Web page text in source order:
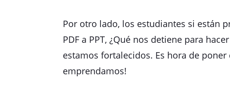
Por otro lado, los estudiantes si están
PDF a PPT, ¿Qué nos detiene para
estamos fortalecidos. Es hora de
emprendamos!